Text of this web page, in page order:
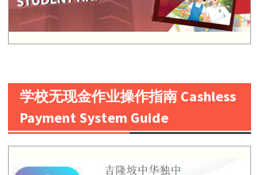
学校无现金作业操作指南 Cashless
Payment System Guide